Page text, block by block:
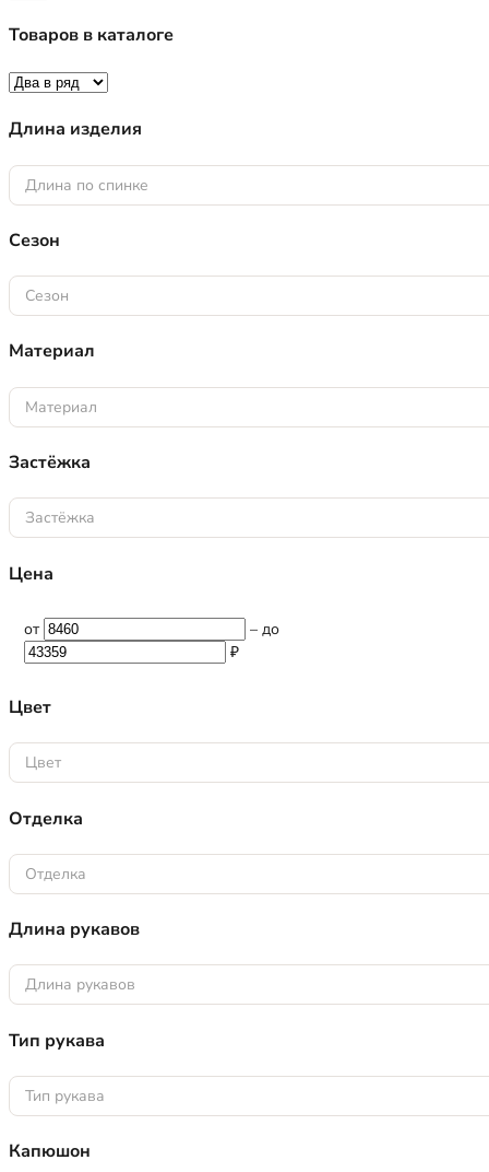
Товаров в каталоге
Длина изделия
Длина по спинке
Сезон
Сезон
Материал
Материал
Застёжка
Застёжка
Цена
от – до
₽
Цвет
Цвет
Отделка
Отделка
Длина рукавов
Длина рукавов
Тип рукава
Тип рукава
Капюшон